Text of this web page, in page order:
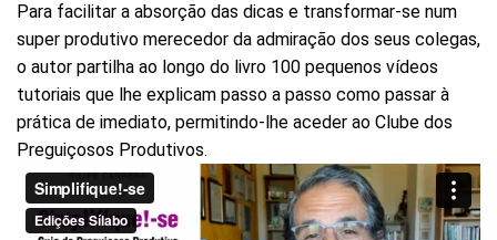
Para facilitar a absorção das dicas e transformar-se num
super produtivo merecedor da admiração dos seus colegas,
o autor partilha ao longo do livro 100 pequenos vídeos
tutoriais que lhe explicam passo a passo como passar à
prática de imediato, permitindo-lhe aceder ao Clube dos
Preguiçosos Produtivos.